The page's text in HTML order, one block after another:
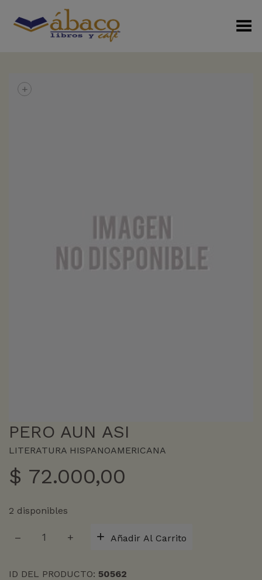
Menú Alterno
+
PERO AUN ASI
LITERATURA HISPANOAMERICANA
$ 72.000,00
2 disponibles
AUN
Añadir Al Carrito
ID DEL PRODUCTO: 50562